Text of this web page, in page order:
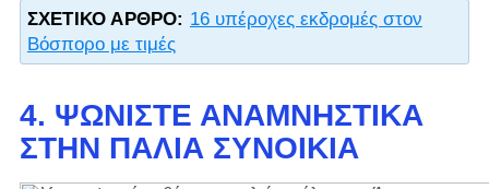
ΣΧΕΤΙΚΌ ΆΡΘΡΟ: 16 υπέροχες εκδρομές στον
Βόσπορο με τιμές
4. ΨΩΝΊΣΤΕ ΑΝΑΜΝΗΣΤΙΚΆ
ΣΤΗΝ ΠΑΛΙΆ ΣΥΝΟΙΚΊΑ